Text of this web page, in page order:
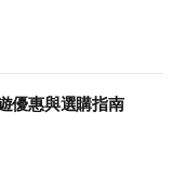
優惠與選購指南